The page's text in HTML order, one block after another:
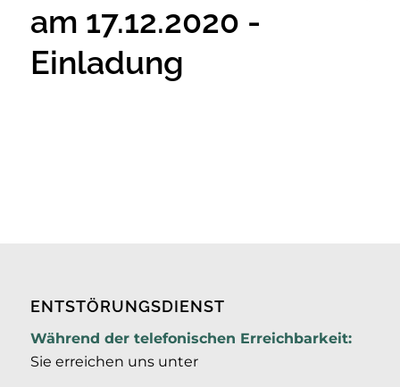
am 17.12.2020 -
Einladung
ENTSTÖRUNGSDIENST
Während der telefonischen Erreichbarkeit:
Sie erreichen uns unter